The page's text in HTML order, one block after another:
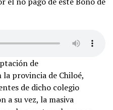
de
provincia de Chiloé,
de dicho colegio
a su vez, la masiva